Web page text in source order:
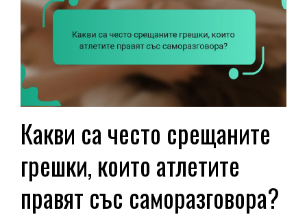
Какви са често срещаните
грешки, които атлетите
правят със саморазговора?